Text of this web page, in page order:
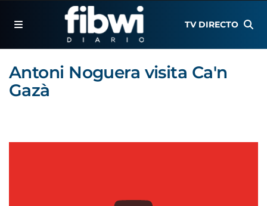
TV DIRECTO
Antoni Noguera visita Ca'n
Gazà